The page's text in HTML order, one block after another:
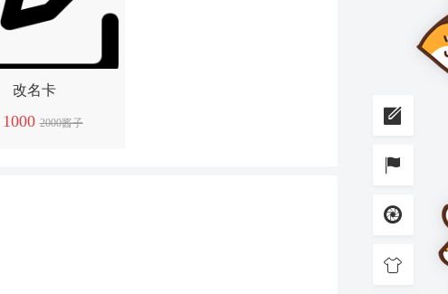
改名卡
10002000酱子